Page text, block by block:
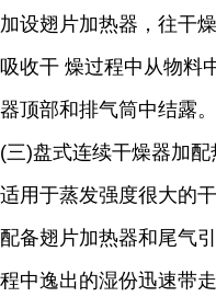
加设翅片加热器，往干
吸收干 燥过程中从物料
器顶部和排气筒中结露。
(三)盘式连续干燥器加
适用于蒸发强度很大的
配备翅片加热器和尾气
程中逸出的湿份迅速带